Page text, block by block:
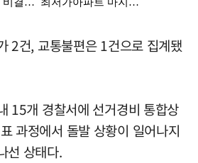
2건, 교통불편은 1건으로 집계됐
15개 경찰서에 선거경비 통합상
과정에서 돌발 상황이 일어나지
선 상태다.